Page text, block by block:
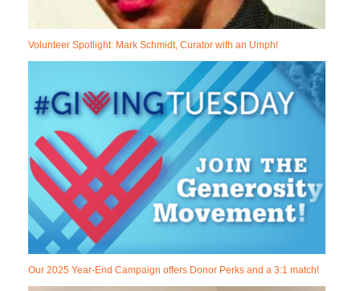
Volunteer Spotlight: Mark Schmidt, Curator with an Umph!
Our 2025 Year-End Campaign offers Donor Perks and a 3:1 match!